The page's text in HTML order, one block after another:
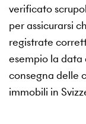
verificato
per assicurarsi
registrate
esempio la data
consegna delle
immobili in